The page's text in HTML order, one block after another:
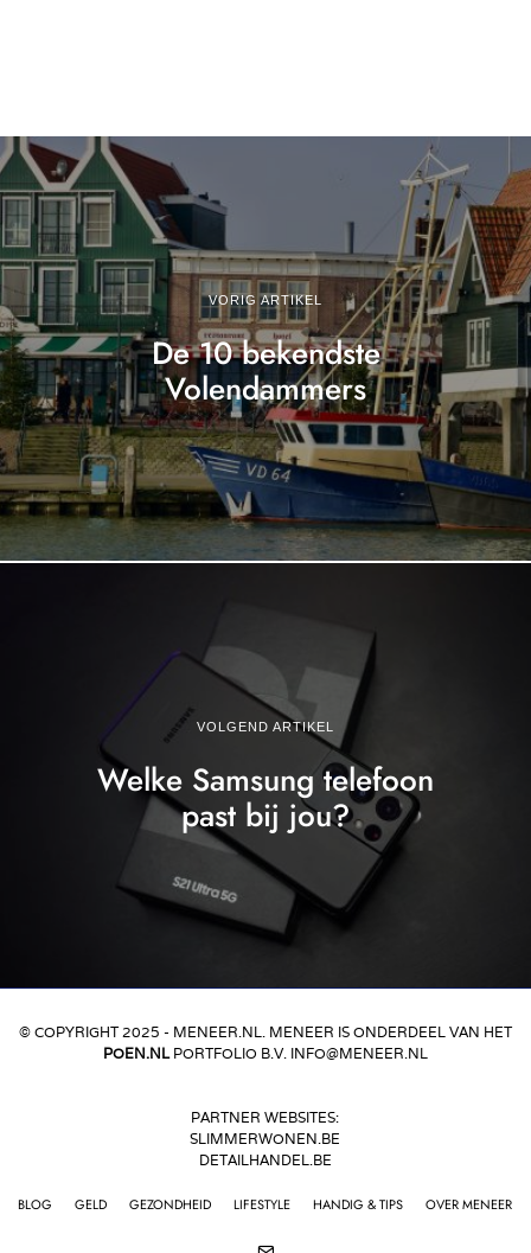
VORIG ARTIKEL
De 10 bekendste
Volendammers
VOLGEND ARTIKEL
Welke Samsung telefoon
past bij jou?
© COPYRIGHT 2025 - MENEER.NL. MENEER IS ONDERDEEL VAN HET
POEN.NLPORTFOLIO B.V. INFO@MENEER.NL
PARTNER WEBSITES:
SLIMMERWONEN.BE
DETAILHANDEL.BE
BLOG GELD GEZONDHEID LIFESTYLE HANDIG & TIPS OVER MENEER